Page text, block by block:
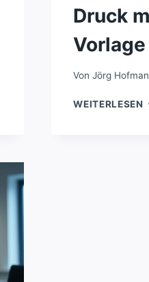
Druck
Vorlage
Von Jörg
WEITERLESEN